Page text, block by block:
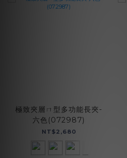
極致夾層ㄇ型多功能長夾-
六色(072987)
NT$2,680